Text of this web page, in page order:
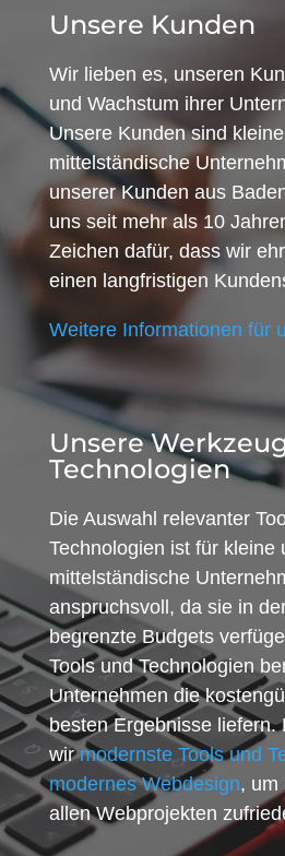
Unsere Kunden
Wir lieben es, unseren
und Wachstum ihrer
Unsere Kunden sind
mittelständische
unserer Kunden aus
uns seit mehr als 10
Zeichen dafür, dass wir
einen langfristigen
Weitere Informationen für
Unsere
Technologien
Die Auswahl relevanter
Technologien ist für kleine
mittelständische
anspruchsvoll, da sie in
begrenzte Budgets
Tools und Technologien
Unternehmen die
besten Ergebnisse liefern.
wirmodernste Tools und
modernes Webdesign, um
allen Webprojekten